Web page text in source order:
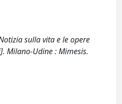
sulla vita e le opere
Milano-Udine : Mimesis.